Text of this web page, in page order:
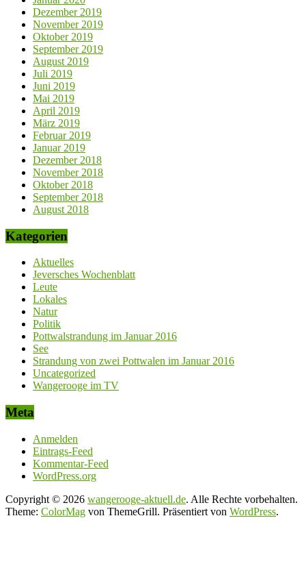
Dezember 2019
November 2019
Oktober 2019
September 2019
August 2019
Juli 2019
Juni 2019
Mai 2019
April 2019
März 2019
Februar 2019
Januar 2019
Dezember 2018
November 2018
Oktober 2018
September 2018
August 2018
Kategorien
Aktuelles
Jeversches Wochenblatt
Leute
Lokales
Natur
Politik
Pottwalstrandung im Januar 2016
See
Strandung von zwei Pottwalen im Januar 2016
Uncategorized
Wangerooge im TV
Meta
Anmelden
Eintrags-Feed
Kommentar-Feed
WordPress.org
Copyright © 2026 wangerooge-aktuell.de. Alle Rechte vorbehalten.
Theme: ColorMag von ThemeGrill. Präsentiert von WordPress.